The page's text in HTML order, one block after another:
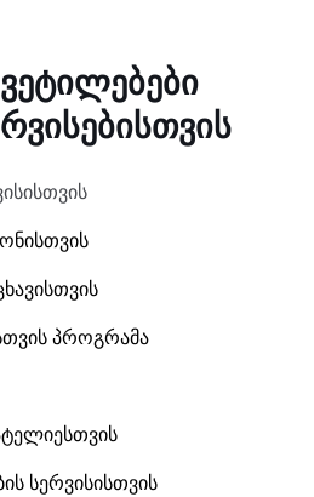
პროგრამა
სერვისისთვის